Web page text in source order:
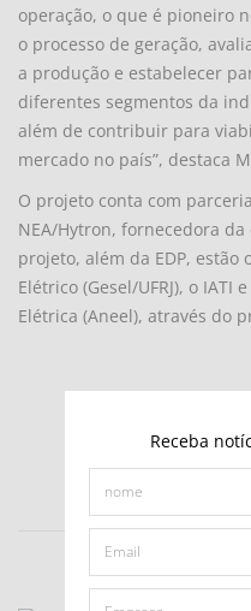
Receba
operação, o que é pioneiro
o processo de geração,
a produção e estabelecer
diferentes segmentos da
além de contribuir para
mercado no país”, destaca
O projeto conta com
NEA/Hytron, fornecedora
projeto, além da EDP, estão
Elétrico (Gesel/UFRJ), o IATI
Elétrica (Aneel), através do